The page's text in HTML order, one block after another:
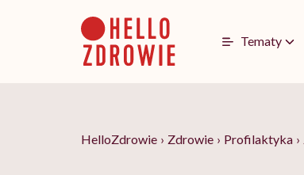
Tematy
HelloZdrowie › Zdrowie › Profilaktyka ›